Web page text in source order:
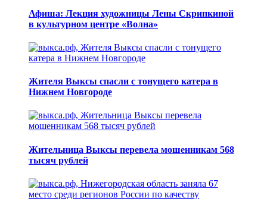
Афиша: Лекция художницы Лены Скрипкиной
в культурном центре «Волна»
Жителя Выксы спасли с тонущего катера в
Нижнем Новгороде
Жительница Выксы перевела мошенникам 568
тысяч рублей